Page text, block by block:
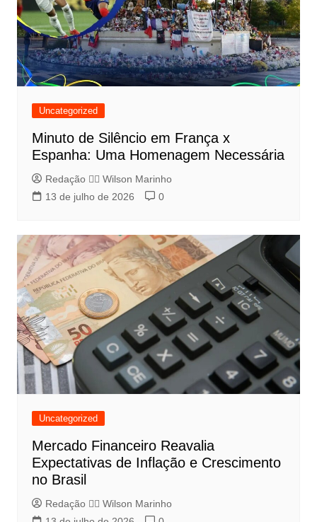
Uncategorized
Minuto de Silêncio em França x
Espanha: Uma Homenagem Necessária
Redação 👨‍⚖️​ Wilson Marinho
13 de julho de 2026
0
Uncategorized
Mercado Financeiro Reavalia
Expectativas de Inflação e Crescimento
no Brasil
Redação 👨‍⚖️​ Wilson Marinho